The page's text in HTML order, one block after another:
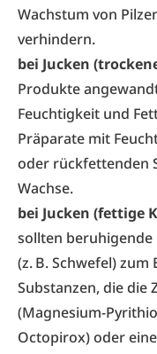
Wachstum von
verhindern.
bei Jucken
Produkte
Feuchtigkeit und
Präparate mit
oder rückfettenden
Wachse.
bei Jucken (fettige
sollten
(z. B. Schwefel)
Substanzen, die die
(Magnesium-
Octopirox) oder